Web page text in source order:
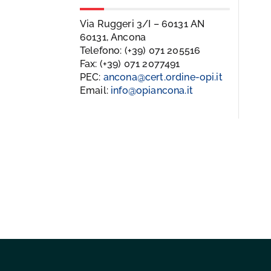
Via Ruggeri 3/I – 60131 AN
60131, Ancona
Telefono: (+39) 071 205516
Fax: (+39) 071 2077491
PEC: ancona@cert.ordine-opi.it
Email: info@opiancona.it